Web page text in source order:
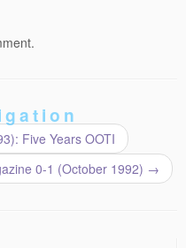
Five Years OOTI
0-1 (October 1992) →